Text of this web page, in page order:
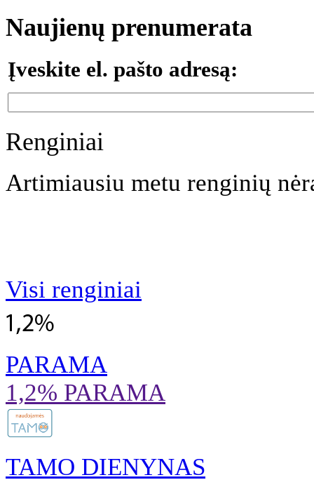
Naujienų prenumerata
Įveskite el. pašto adresą:
Renginiai
Artimiausiu metu renginių
Visi renginiai
PARAMA
1,2% PARAMA
TAMO DIENYNAS